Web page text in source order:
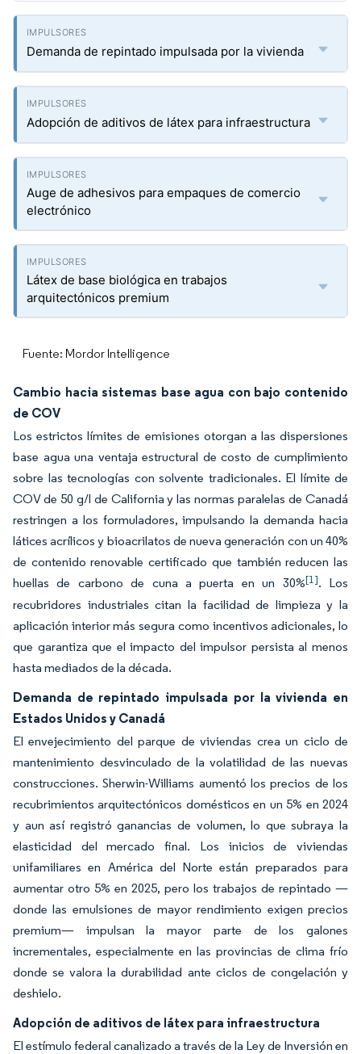
Demanda de repintado impulsada por la vivienda
Adopción de aditivos de látex para infraestructura
Auge de adhesivos para empaques de comercio
electrónico
Látex de base biológica en trabajos
arquitectónicos premium
Fuente: Mordor Intelligence
Cambio hacia sistemas base agua con bajo contenido
de COV
Los estrictos límites de emisiones otorgan a las dispersiones
base agua una ventaja estructural de costo de cumplimiento
sobre las tecnologías con solvente tradicionales. El límite de
COV de 50 g/l de California y las normas paralelas de Canadá
restringen a los formuladores, impulsando la demanda hacia
látices acrílicos y bioacrilatos de nueva generación con un 40%
de contenido renovable certificado que también reducen las
huellas de carbono de cuna a puerta en un 30%[1]. Los
recubridores industriales citan la facilidad de limpieza y la
aplicación interior más segura como incentivos adicionales, lo
que garantiza que el impacto del impulsor persista al menos
hasta mediados de la década.
Demanda de repintado impulsada por la vivienda en
Estados Unidos y Canadá
El envejecimiento del parque de viviendas crea un ciclo de
mantenimiento desvinculado de la volatilidad de las nuevas
construcciones. Sherwin-Williams aumentó los precios de los
recubrimientos arquitectónicos domésticos en un 5% en 2024
y aun así registró ganancias de volumen, lo que subraya la
elasticidad del mercado final. Los inicios de viviendas
unifamiliares en América del Norte están preparados para
aumentar otro 5% en 2025, pero los trabajos de repintado —
donde las emulsiones de mayor rendimiento exigen precios
premium— impulsan la mayor parte de los galones
incrementales, especialmente en las provincias de clima frío
donde se valora la durabilidad ante ciclos de congelación y
deshielo.
Adopción de aditivos de látex para infraestructura
El estímulo federal canalizado a través de la Ley de Inversión en